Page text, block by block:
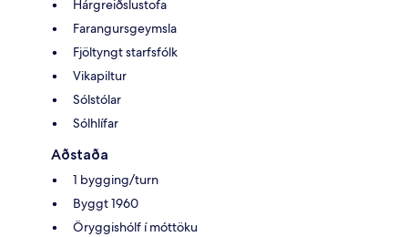
Hárgreiðslustofa
Farangursgeymsla
Fjöltyngt starfsfólk
Vikapiltur
Sólstólar
Sólhlífar
Aðstaða
1 bygging/turn
Byggt 1960
Öryggishólf í móttöku